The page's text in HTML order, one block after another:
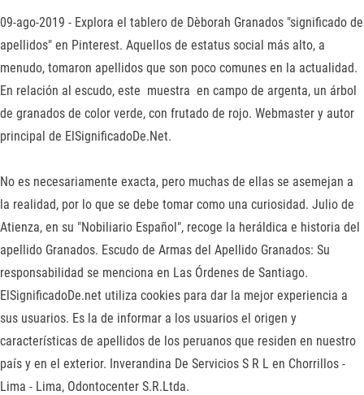
09-ago-2019 - Explora el tablero de Dèborah Granados "significado de
apellidos" en Pinterest. Aquellos de estatus social más alto, a
menudo, tomaron apellidos que son poco comunes en la actualidad.
En relación al escudo, este muestra en campo de argenta, un árbol
de granados de color verde, con frutado de rojo. Webmaster y autor
principal de ElSignificadoDe.Net.
No es necesariamente exacta, pero muchas de ellas se asemejan a
la realidad, por lo que se debe tomar como una curiosidad. Julio de
Atienza, en su "Nobiliario Español", recoge la heráldica e historia del
apellido Granados. Escudo de Armas del Apellido Granados: Su
responsabilidad se menciona en Las Órdenes de Santiago.
ElSignificadoDe.net utiliza cookies para dar la mejor experiencia a
sus usuarios. Es la de informar a los usuarios el origen y
características de apellidos de los peruanos que residen en nuestro
país y en el exterior. Inverandina De Servicios S R L en Chorrillos -
Lima - Lima, Odontocenter S.R.Ltda.